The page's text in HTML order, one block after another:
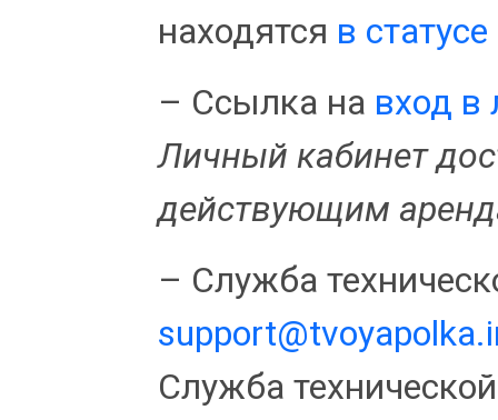
находятся в
– Ссылка на вход в
Личный кабинет
действующим
– Служба
Служба